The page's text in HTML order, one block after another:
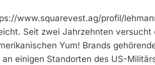
www.squarevest.ag/profil/
Seit zwei Jahrzehnten versucht
Yum! Brands
einigen Standorten des US-